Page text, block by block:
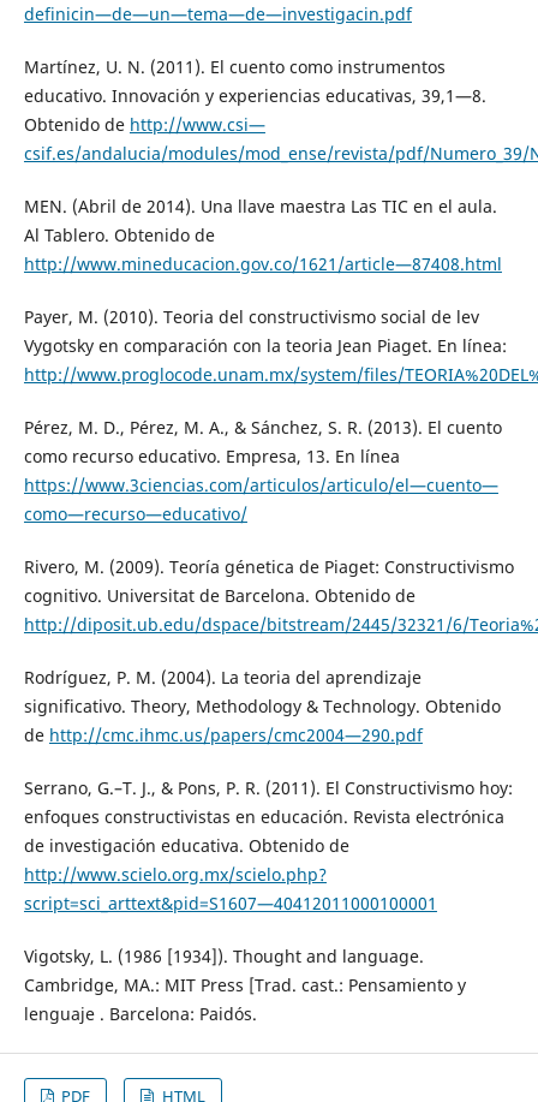
definicin—de—un—tema—de—investigacin.pdf
Martínez, U. N. (2011). El cuento como instrumentos
educativo. Innovación y experiencias educativas, 39,1—8.
Obtenido de http://www.csi—
csif.es/andalucia/modules/mod_ense/revista/pdf/Numero_39/
MEN. (Abril de 2014). Una llave maestra Las TIC en el aula.
Al Tablero. Obtenido de
http://www.mineducacion.gov.co/1621/article—87408.html
Payer, M. (2010). Teoria del constructivismo social de lev
Vygotsky en comparación con la teoria Jean Piaget. En línea:
http://www.proglocode.unam.mx/system/files/
Pérez, M. D., Pérez, M. A., & Sánchez, S. R. (2013). El cuento
como recurso educativo. Empresa, 13. En línea
https://www.3ciencias.com/articulos/articulo/el—cuento—
como—recurso—educativo/
Rivero, M. (2009). Teoría génetica de Piaget: Constructivismo
cognitivo. Universitat de Barcelona. Obtenido de
http://diposit.ub.edu/dspace/bitstream/2445/32321/6/
Rodríguez, P. M. (2004). La teoria del aprendizaje
significativo. Theory, Methodology & Technology. Obtenido
de http://cmc.ihmc.us/papers/cmc2004—290.pdf
Serrano, G.–T. J., & Pons, P. R. (2011). El Constructivismo hoy:
enfoques constructivistas en educación. Revista electrónica
de investigación educativa. Obtenido de
http://www.scielo.org.mx/scielo.php?
script=sci_arttext&pid=S1607—40412011000100001
Vigotsky, L. (1986 [1934]). Thought and language.
Cambridge, MA.: MIT Press [Trad. cast.: Pensamiento y
lenguaje . Barcelona: Paidós.
PDF HTML